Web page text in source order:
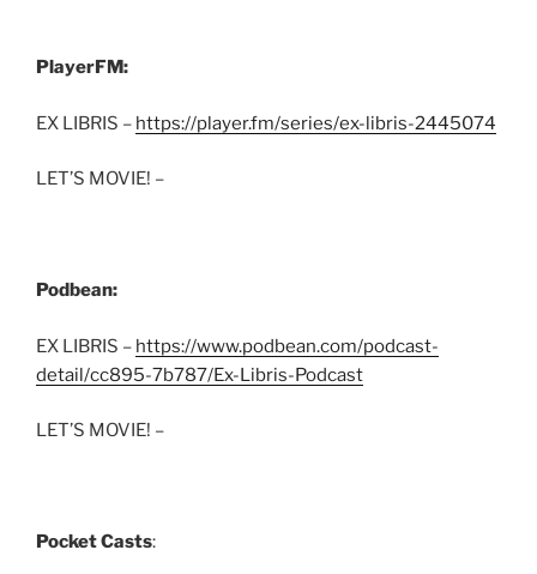
PlayerFM:
EX LIBRIS – https://player.fm/series/ex-libris-2445074
LET’S MOVIE! –
Podbean:
EX LIBRIS – https://www.podbean.com/podcast-
detail/cc895-7b787/Ex-Libris-Podcast
LET’S MOVIE! –
Pocket Casts: